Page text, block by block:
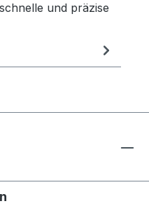
und präzise